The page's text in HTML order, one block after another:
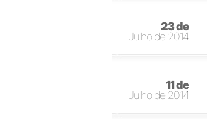
23 de
Julho de 2014
11 de
Julho de 2014